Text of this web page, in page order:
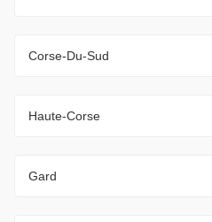
Corse-Du-Sud
Haute-Corse
Gard